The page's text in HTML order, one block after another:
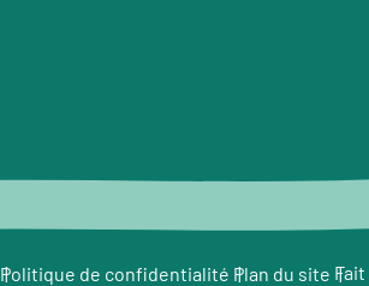
Politique de confidentialité Plan du site